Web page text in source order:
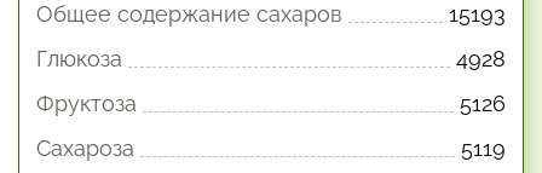
Общее содержание сахаров
15193
Глюкоза
4928
Фруктоза
5126
Сахароза
5119